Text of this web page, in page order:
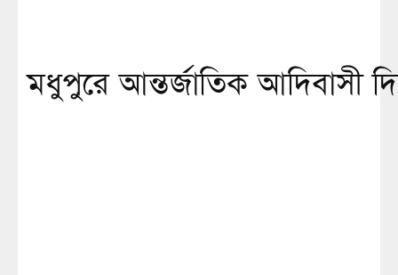
মধুপুরে আন্তর্জাতিক আদিবাসী